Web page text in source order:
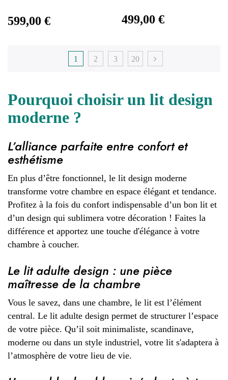
599,00 € 499,00 €
1 2 3 20
Pourquoi choisir un lit design
moderne ?
L’alliance parfaite entre confort et
esthétisme
En plus d’être fonctionnel, le lit design moderne
transforme votre chambre en espace élégant et tendance.
Profitez à la fois du confort indispensable d’un bon lit et
d’un design qui sublimera votre décoration ! Faites la
différence et apportez une touche d'élégance à votre
chambre à coucher.
Le lit adulte design : une pièce
maîtresse de la chambre
Vous le savez, dans une chambre, le lit est l’élément
central. Le lit adulte design permet de structurer l’espace
de votre pièce. Qu’il soit minimaliste, scandinave,
moderne ou dans un style industriel, votre lit s'adaptera à
l’atmosphère de votre lieu de vie.